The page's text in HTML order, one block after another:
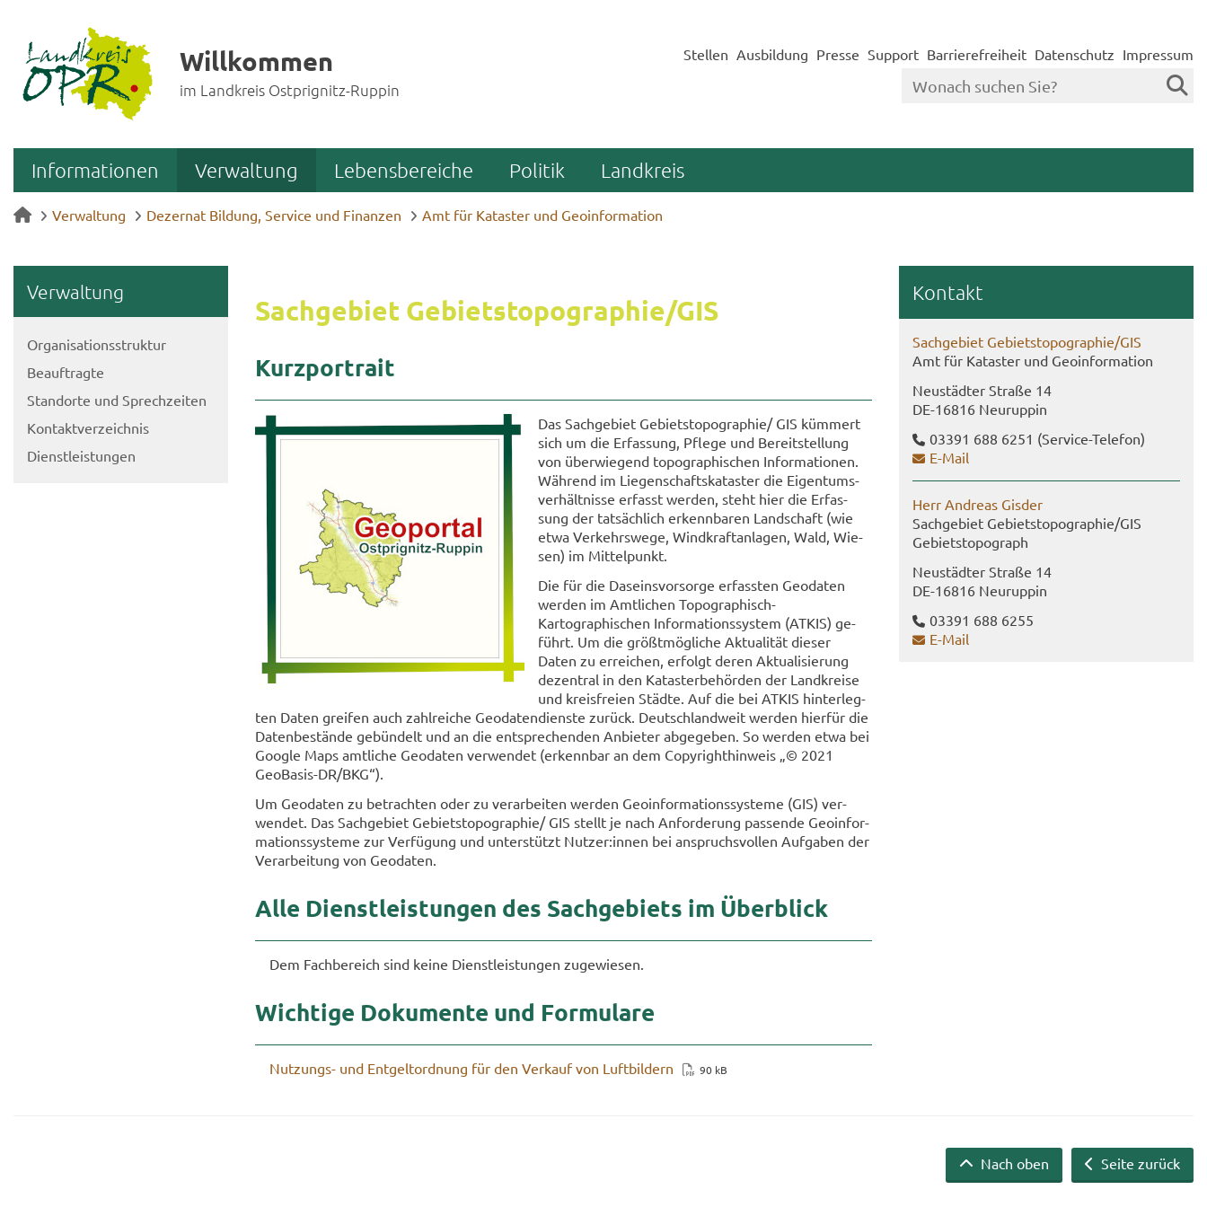
Willkommen
im Landkreis Ostprignitz-Ruppin
Stellen Ausbildung Presse Support Barrierefreiheit Datenschutz Impressum
Informationen Verwaltung Lebensbereiche Politik Landkreis
Verwaltung Dezernat Bildung, Service und Finanzen Amt für Kataster und Geoinformation
Ver­wal­tung
Or­ga­ni­sa­ti­ons­struk­tur
Be­auf­trag­te
Stand­or­te und Sprech­zei­ten
Kon­takt­ver­zeich­nis
Dienst­leis­tun­gen
Sach­ge­biet Ge­biets­to­po­gra­phie/GIS
Kurz­por­trait
Das Sach­ge­biet Ge­biets­to­po­gra­phie/ GIS küm­mert
sich um die Er­fas­sung, Pfle­ge und Be­reit­stel­lung
von über­wie­gend to­po­gra­phi­schen In­for­ma­tio­nen.
Wäh­rend im Lie­gen­schafts­ka­tas­ter die Ei­gen­tums­
ver­hält­nis­se er­fasst wer­den, steht hier die Er­fas­
sung der tat­säch­lich er­kenn­ba­ren Land­schaft (wie
etwa Ver­kehrs­we­ge, Wind­kraft­an­la­gen, Wald, Wie­
sen) im Mit­tel­punkt.
Die für die Da­seins­vor­sor­ge er­fass­ten Geo­da­ten
wer­den im Amt­li­chen Topographisch-​
Kartographischen In­for­ma­ti­ons­sys­tem (ATKIS) ge­
führt. Um die größt­mög­li­che Ak­tua­li­tät die­ser
Daten zu er­rei­chen, er­folgt deren Ak­tua­li­sie­rung
de­zen­tral in den Ka­tas­ter­be­hör­den der Land­krei­se
und kreis­frei­en Städ­te. Auf die bei ATKIS hin­ter­leg­
ten Daten grei­fen auch zahl­rei­che Geo­da­ten­diens­te zu­rück. Deutsch­land­weit wer­den hier­für die
Da­ten­be­stän­de ge­bün­delt und an die ent­spre­chen­den An­bie­ter ab­ge­ge­ben. So wer­den etwa bei
Goog­le Maps amt­li­che Geo­da­ten ver­wen­det (er­kenn­bar an dem Co­py­right­hin­weis „© 2021
GeoBasis-​DR/BKG“).
Um Geo­da­ten zu be­trach­ten oder zu ver­ar­bei­ten wer­den Geo­in­for­ma­ti­ons­sys­te­me (GIS) ver­
wen­det. Das Sach­ge­biet Ge­biets­to­po­gra­phie/ GIS stellt je nach An­for­de­rung pas­sen­de Geo­in­for­
ma­ti­ons­sys­te­me zur Ver­fü­gung und un­ter­stützt Nut­zer:innen bei an­spruchs­vol­len Auf­ga­ben der
Ver­ar­bei­tung von Geo­da­ten.
Alle Dienst­leis­tun­gen des Sach­ge­biets im Über­blick
Dem Fach­be­reich sind keine Dienst­leis­tun­gen zu­ge­wie­sen.
Wich­ti­ge Do­ku­men­te und For­mu­la­re
Nutzungs-​ und Ent­gelt­ord­nung für den Ver­kauf von Luft­bil­dern 90 kB
Kon­takt
Sach­ge­biet Ge­biets­to­po­gra­phie/GIS
Amt für Ka­tas­ter und Geo­in­for­ma­ti­on
Neu­städ­ter Stra­ße 14
DE-​16816 Neu­rup­pin
03391 688 6251 (Service-​Telefon)
E-​Mail
Herr An­dre­as Gis­der
Sach­ge­biet Ge­biets­to­po­gra­phie/GIS
Ge­biets­to­po­graph
Neu­städ­ter Stra­ße 14
DE-​16816 Neu­rup­pin
03391 688 6255
E-​Mail
Seite zurück
Nach oben